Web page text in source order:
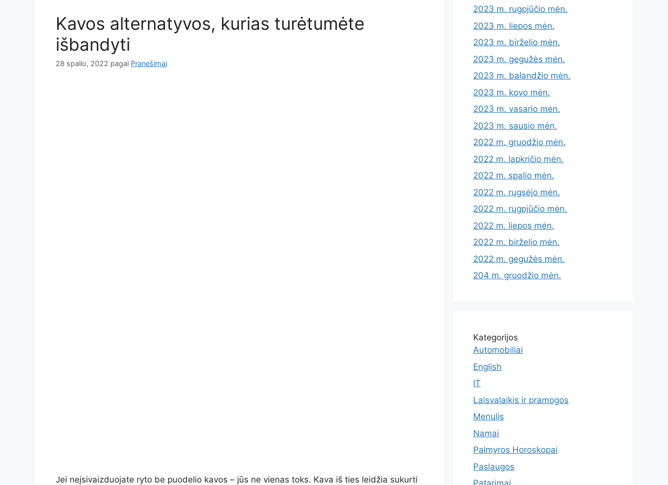
Kavos alternatyvos, kurias turėtumėte
išbandyti
28 spalio, 2022 pagal Pranešimai
Jei neįsivaizduojate ryto be puodelio kavos – jūs ne vienas toks. Kava iš ties leidžia sukurti
2023 m. rugpjūčio mėn.
2023 m. liepos mėn.
2023 m. birželio mėn.
2023 m. gegužės mėn.
2023 m. balandžio mėn.
2023 m. kovo mėn.
2023 m. vasario mėn.
2023 m. sausio mėn.
2022 m. gruodžio mėn.
2022 m. lapkričio mėn.
2022 m. spalio mėn.
2022 m. rugsėjo mėn.
2022 m. rugpjūčio mėn.
2022 m. liepos mėn.
2022 m. birželio mėn.
2022 m. gegužės mėn.
204 m. gruodžio mėn.
Kategorijos
Automobiliai
English
IT
Laisvalaikis ir pramogos
Menulis
Namai
Palmyros Horoskopai
Paslaugos